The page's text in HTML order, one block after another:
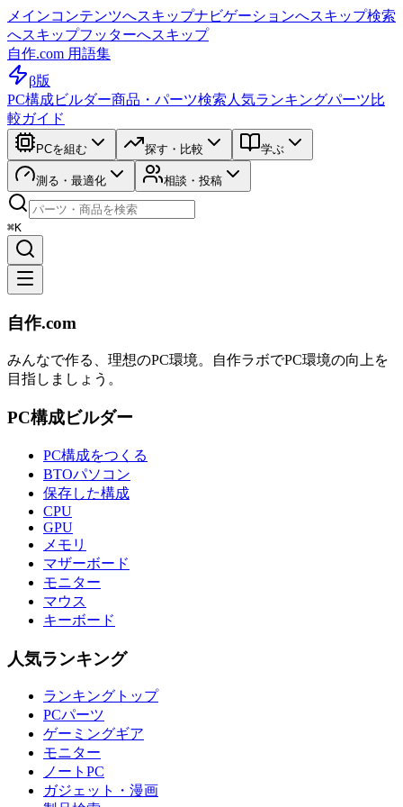
メインコンテンツへスキップナビゲーションへスキップ検索
へスキップフッターへスキップ
自作.com 用語集
β版
PC構成ビルダー商品・パーツ検索 人気ランキングパーツ比
較ガイド
PCを組む 探す・比較 学ぶ
測る・最適化 相談・投稿
⌘K
自作.com
みんなで作る、理想のPC環境。 自作ラボでPC環境の向上を
目指しましょう。
PC構成ビルダー
PC構成をつくる
BTOパソコン
保存した構成
CPU
GPU
メモリ
マザーボード
モニター
マウス
キーボード
人気ランキング
ランキングトップ
PCパーツ
ゲーミングギア
モニター
ノートPC
ガジェット・漫画